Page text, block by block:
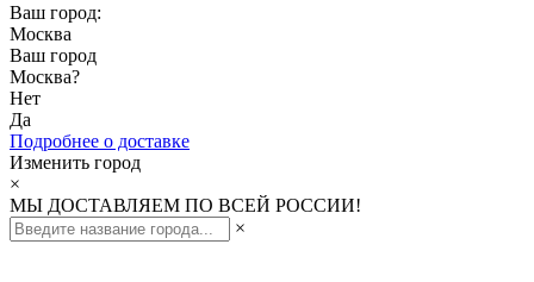
Ваш город:
Москва
Ваш город
Москва?
Нет
Да
Подробнее о доставке
Изменить город
×
МЫ ДОСТАВЛЯЕМ ПО ВСЕЙ РОССИИ!
×